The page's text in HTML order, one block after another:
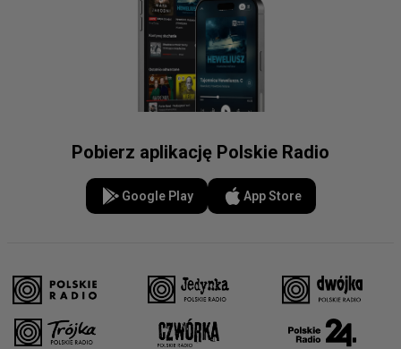
Pobierz aplikację Polskie Radio
Google Play App Store